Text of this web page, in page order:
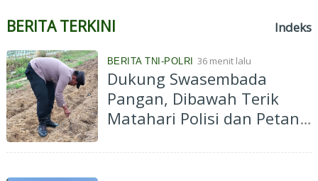
BERITA TERKINI Indeks
BERITA TNI-POLRI 36 menit lalu
Dukung Swasembada
Pangan, Dibawah Terik
Matahari Polisi dan Petani
Abu Huroiroh